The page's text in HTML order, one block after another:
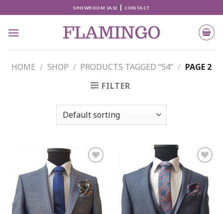
to
content
SHOWROOM IASI | CONTACT
HOME / SHOP / PRODUCTS TAGGED “54” / PAGE 2
FILTER
wishlist
Add to
wishlist